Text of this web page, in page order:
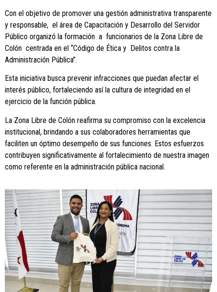
Con el objetivo de promover una gestión administrativa transparente
y responsable, el área de Capacitación y Desarrollo del Servidor
Público organizó la formación a funcionarios de la Zona Libre de
Colón centrada en el “Código de Ética y Delitos contra la
Administración Pública”.
Esta iniciativa busca prevenir infracciones que puedan afectar el
interés público, fortaleciendo así la cultura de integridad en el
ejercicio de la función pública.
La Zona Libre de Colón reafirma su compromiso con la excelencia
institucional, brindando a sus colaboradores herramientas que
faciliten un óptimo desempeño de sus funciones. Estos esfuerzos
contribuyen significativamente al fortalecimiento de nuestra imagen
como referente en la administración pública nacional.